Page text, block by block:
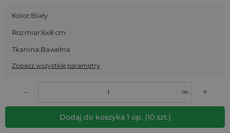
Kolor:Biały
Rozmiar:6x8 cm
Tkanina:Bawełna
Zobacz wszystkie parametry
– op. +
Dodaj do koszyka 1 op. (10szt.)